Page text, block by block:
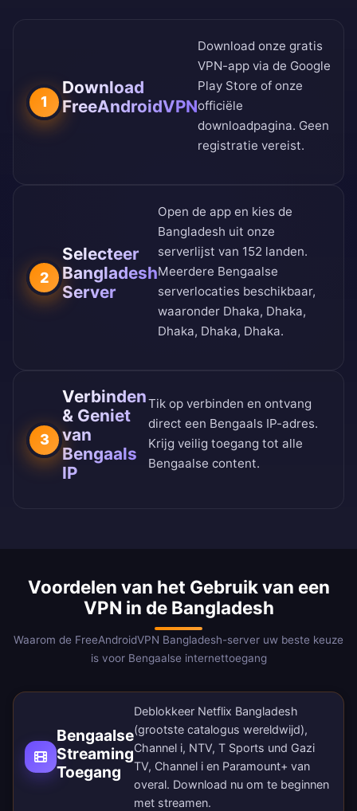
1
Download
FreeAndroidVPN
Download onze gratis
VPN-app via de Google
Play Store of onze
officiële
downloadpagina. Geen
registratie vereist.
2
Selecteer
Bangladesh
Server
Open de app en kies de
Bangladesh uit onze
serverlijst van 152 landen.
Meerdere Bengaalse
serverlocaties beschikbaar,
waaronder Dhaka, Dhaka,
Dhaka, Dhaka, Dhaka.
3
Verbinden
& Geniet
van
Bengaals
IP
Tik op verbinden en ontvang
direct een Bengaals IP-adres.
Krijg veilig toegang tot alle
Bengaalse content.
Voordelen van het Gebruik van een
VPN in de Bangladesh
Waarom de FreeAndroidVPN Bangladesh-server uw beste keuze
is voor Bengaalse internettoegang
Bengaalse
Streaming
Toegang
Deblokkeer Netflix Bangladesh
(grootste catalogus wereldwijd),
Channel i, NTV, T Sports und Gazi
TV, Channel i en Paramount+ van
overal. Download nu om te beginnen
met streamen.